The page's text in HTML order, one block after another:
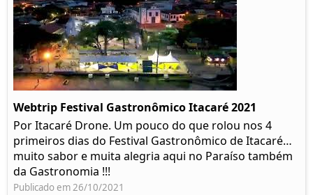
Webtrip Festival Gastronômico Itacaré 2021
Por Itacaré Drone. Um pouco do que rolou nos 4
primeiros dias do Festival Gastronômico de Itacaré…
muito sabor e muita alegria aqui no Paraíso também
da Gastronomia !!!
Publicado em 26/10/2021